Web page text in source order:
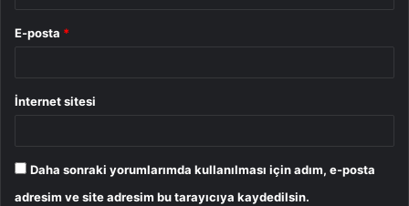
E-posta *
İnternet sitesi
Daha sonraki yorumlarımda kullanılması için adım, e-posta
adresim ve site adresim bu tarayıcıya kaydedilsin.